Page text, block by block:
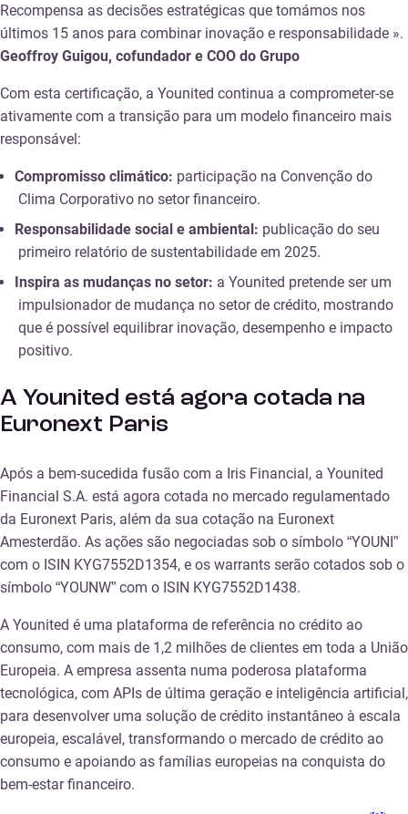
Recompensa as decisões estratégicas que tomámos nos
últimos 15 anos para combinar inovação e responsabilidade ».
Geoffroy Guigou, cofundador e COO do Grupo
Com esta certificação, a Younited continua a comprometer-se
ativamente com a transição para um modelo financeiro mais
responsável:
Compromisso climático: participação na Convenção do
Clima Corporativo no setor financeiro.
Responsabilidade social e ambiental: publicação do seu
primeiro relatório de sustentabilidade em 2025.
Inspira as mudanças no setor: a Younited pretende ser um
impulsionador de mudança no setor de crédito, mostrando
que é possível equilibrar inovação, desempenho e impacto
positivo.
A Younited está agora cotada na
Euronext Paris
Após a bem-sucedida fusão com a Iris Financial, a Younited
Financial S.A. está agora cotada no mercado regulamentado
da Euronext Paris, além da sua cotação na Euronext
Amesterdão. As ações são negociadas sob o símbolo “YOUNI”
com o ISIN KYG7552D1354, e os warrants serão cotados sob o
símbolo “YOUNW” com o ISIN KYG7552D1438.
A Younited é uma plataforma de referência no crédito ao
consumo, com mais de 1,2 milhões de clientes em toda a União
Europeia. A empresa assenta numa poderosa plataforma
tecnológica, com APIs de última geração e inteligência artificial,
para desenvolver uma solução de crédito instantâneo à escala
europeia, escalável, transformando o mercado de crédito ao
consumo e apoiando as famílias europeias na conquista do
bem-estar financeiro.